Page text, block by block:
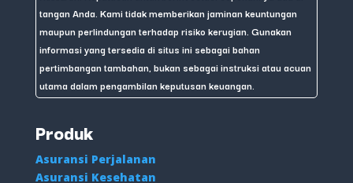
tangan Anda. Kami tidak memberikan jaminan keuntungan
maupun perlindungan terhadap risiko kerugian. Gunakan
informasi yang tersedia di situs ini sebagai bahan
pertimbangan tambahan, bukan sebagai instruksi atau acuan
utama dalam pengambilan keputusan keuangan.
Produk
Asuransi Perjalanan
Asuransi Kesehatan